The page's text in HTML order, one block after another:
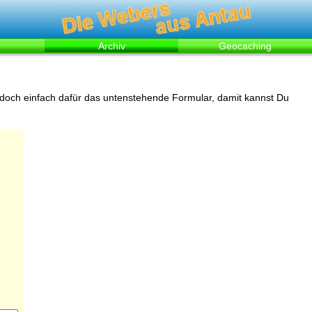
Archiv Geocaching
einfach dafür das untenstehende Formular, damit kannst Du